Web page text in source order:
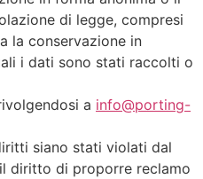
di legge, compresi
la conservazione in
i dati sono stati raccolti o
a info@porting-
siano stati violati dal
diritto di proporre reclamo